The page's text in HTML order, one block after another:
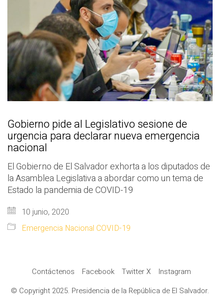
Gobierno pide al Legislativo sesione de
urgencia para declarar nueva emergencia
nacional
El Gobierno de El Salvador exhorta a los diputados de
la Asamblea Legislativa a abordar como un tema de
Estado la pandemia de COVID-19
10 junio, 2020
Emergencia Nacional COVID-19
Contáctenos Facebook Twitter X
Instagram
© Copyright 2025. Presidencia de la República de El Salvador.